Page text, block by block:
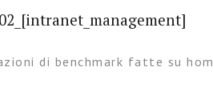
di benchmark fatte su